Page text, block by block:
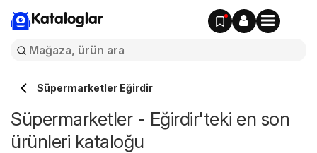
Kataloglar
Süpermarketler Eğirdir
Süpermarketler - Eğirdir'teki en son
ürünleri kataloğu